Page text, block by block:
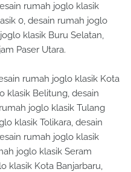
rumah joglo klasik
0, desain rumah joglo
klasik Buru Selatan,
Paser Utara.
rumah joglo klasik Kota
klasik Belitung, desain
joglo klasik Tulang
klasik Tolikara, desain
rumah joglo klasik
joglo klasik Seram
klasik Kota Banjarbaru,